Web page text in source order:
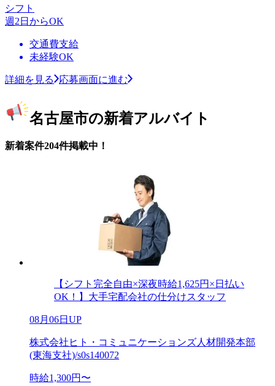
シフト
週2日からOK
交通費支給
未経験OK
詳細を見る 応募画面に進む
名古屋市の新着アルバイト
新着案件204件掲載中！
【シフト完全自由×深夜時給1,625円×日払い
OK！】大手宅配会社の仕分けスタッフ
08月06日UP
株式会社ヒト・コミュニケーションズ人材開発本部
(東海支社)/s0s140072
時給1,300円〜